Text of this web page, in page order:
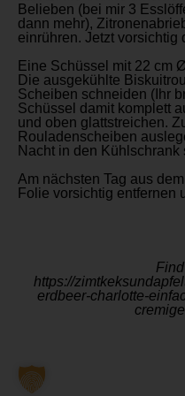
Belieben (bei mir 3
dann mehr),
einrühren. Jetzt vorsichtig
Eine Schüssel mit 22 cm
Die ausgekühlte
Scheiben schneiden (Ihr
Schüssel damit komplett
und oben glattstreichen.
Rouladenscheiben
Nacht in den Kühlschrank
Am nächsten Tag aus
Folie vorsichtig entfernen
https://
erdbeer-charlotte-